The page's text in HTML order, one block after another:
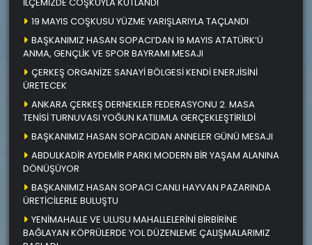
19 MAYIS COŞKUSU YÜZME YARIŞLARIYLA TAÇLANDI
BAŞKANIMIZ HASAN SOPACI’DAN 19 MAYIS ATATÜRK’Ü
ANMA, GENÇLİK VE SPOR BAYRAMI MESAJI
ÇERKEŞ ORGANİZE SANAYİ BÖLGESİ KENDİ ENERJİSİNİ
ÜRETECEK
ANKARA ÇERKEŞ DERNEKLER FEDERASYONU 2. MASA
TENİSİ TURNUVASI YOĞUN KATILIMLA GERÇEKLEŞTİRİLDİ
BAŞKANIMIZ HASAN SOPACIDAN ANNELER GÜNÜ MESAJI
ABDULKADİR AYDEMİR PARKI MODERN BİR YAŞAM ALANINA
DÖNÜŞÜYOR
BAŞKANIMIZ HASAN SOPACI CANLI HAYVAN PAZARINDA
ÜRETİCİLERLE BULUŞTU
YENİMAHALLE VE ULUSU MAHALLELERİNİ BİRBİRİNE
BAĞLAYAN KÖPRÜLERDE YOL DÜZENLEME ÇALIŞMALARIMIZ